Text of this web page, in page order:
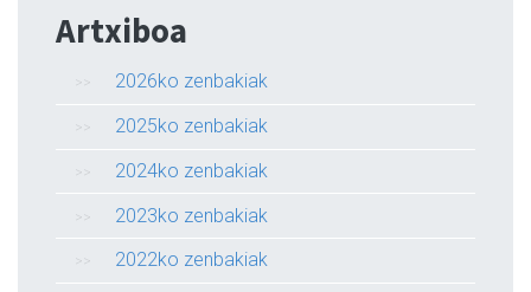
Artxiboa
2026ko zenbakiak
2025ko zenbakiak
2024ko zenbakiak
2023ko zenbakiak
2022ko zenbakiak